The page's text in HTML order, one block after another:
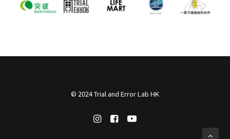
© 2024 Trial and Error Lab HK